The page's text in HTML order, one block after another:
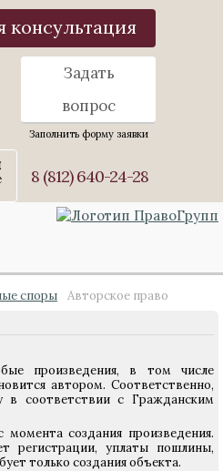
консультация
Задать
вопрос
Заполнить форму заявки
8 (812) 640-24-28
споры Авторское право
произведения, в том числе
автором. Соответственно,
в соответствии с Гражданским
создания произведения.
регистрации, уплаты пошлины,
только создания объекта.